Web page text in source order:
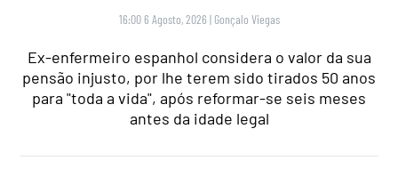
16:00 6 Agosto, 2026 | Gonçalo Viegas
Ex-enfermeiro espanhol considera o valor da sua
pensão injusto, por lhe terem sido tirados 50 anos
para "toda a vida", após reformar-se seis meses
antes da idade legal